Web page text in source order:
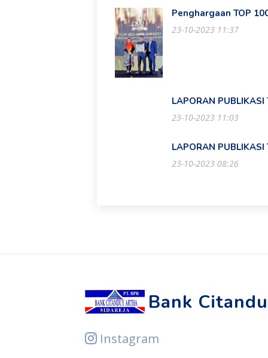
Penghargaan TOP
23-10-2023 11:37
LAPORAN
23-10-2023 11:03
LAPORAN
23-10-2023 08:26
Bank
Instagram